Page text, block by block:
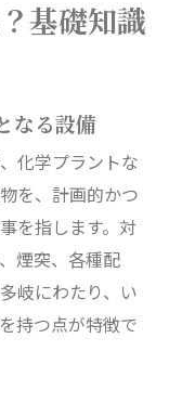
の取り組み
続きの全知
なQ&A集
なる設備
化学プラントな
を、計画的かつ
を指します。対
煙突、各種配
岐にわたり、い
持つ点が特徴で